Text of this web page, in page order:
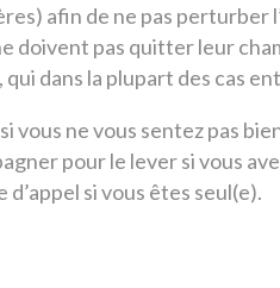
afin de ne pas perturber
doivent pas quitter leur
dans la plupart des cas
vous ne vous sentez pas
pour le lever si vous
si vous êtes seul(e).